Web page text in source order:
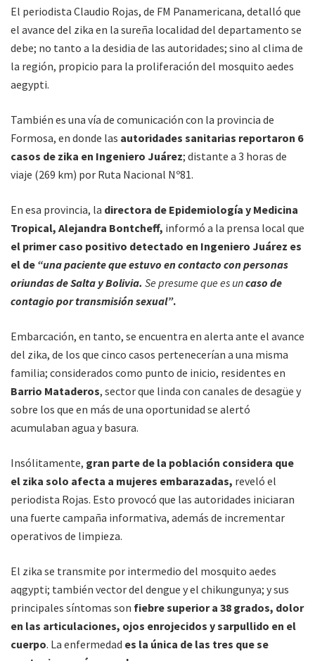
El periodista Claudio Rojas, de FM Panamericana, detalló que
el avance del zika en la sureña localidad del departamento se
debe; no tanto a la desidia de las autoridades; sino al clima de
la región, propicio para la proliferación del mosquito aedes
aegypti.
También es una vía de comunicación con la provincia de
Formosa, en donde las autoridades sanitarias reportaron 6
casos de zika en Ingeniero Juárez; distante a 3 horas de
viaje (269 km) por Ruta Nacional Nº81.
En esa provincia, la directora de Epidemiología y Medicina
Tropical, Alejandra Bontcheff, informó a la prensa local que
el primer caso positivo detectado en Ingeniero Juárez es
el de “una paciente que estuvo en contacto con personas
oriundas de Salta y Bolivia. Se presume que es uncaso de
contagio por transmisión sexual”.
Embarcación, en tanto, se encuentra en alerta ante el avance
del zika, de los que cinco casos pertenecerían a una misma
familia; considerados como punto de inicio, residentes en
Barrio Mataderos, sector que linda con canales de desagüe y
sobre los que en más de una oportunidad se alertó
acumulaban agua y basura.
Insólitamente, gran parte de la población considera que
el zika solo afecta a mujeres embarazadas, reveló el
periodista Rojas. Esto provocó que las autoridades iniciaran
una fuerte campaña informativa, además de incrementar
operativos de limpieza.
El zika se transmite por intermedio del mosquito aedes
aqgypti; también vector del dengue y el chikungunya; y sus
principales síntomas son fiebre superior a 38 grados, dolor
en las articulaciones, ojos enrojecidos y sarpullido en el
cuerpo. La enfermedad es la única de las tres que se